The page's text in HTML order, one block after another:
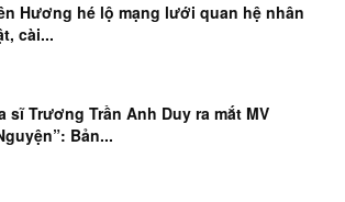
Hương hé lộ mạng lưới quan hệ nhân
cài...
sĩ Trương Trần Anh Duy ra mắt MV
Bản...